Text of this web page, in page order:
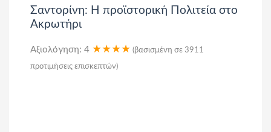
Σαντορίνη: Η προϊστορική Πολιτεία στο
Ακρωτήρι
Αξιολόγηση: 4 ★★★★ (βασισμένη σε 3911
προτιμήσεις επισκεπτών)